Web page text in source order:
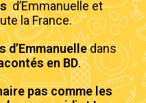
d’Emmanuelle et
la France.
d’Emmanuelledans
en BD.
pas comme les